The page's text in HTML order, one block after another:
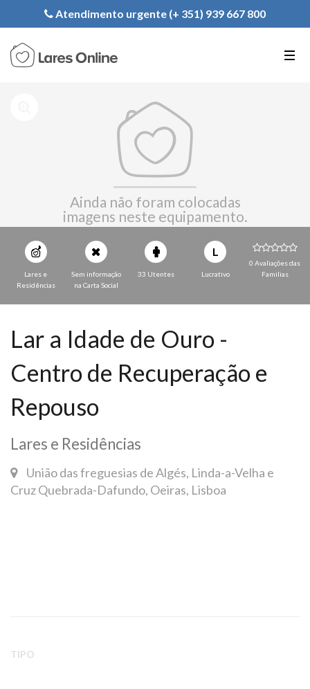
Registe a sua Instituição
Atendimento urgente (+ 351) 939 667 800
Ainda não foram colocadas
imagens neste equipamento.
Lares e
Residências
Sem informação
na Carta Social
33 Utentes
L
Lucrativo
0 Avaliações das
Familias
Lar a Idade de Ouro -
Centro de Recuperação e
Repouso
Lares e Residências
União das freguesias de Algés, Linda-a-Velha e
Cruz Quebrada-Dafundo, Oeiras, Lisboa
TIPO